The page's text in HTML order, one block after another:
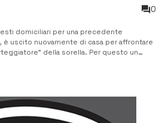
0
domiciliari per una precedente
uscito nuovamente di casa per affrontare
della sorella. Per questo un
e porto di oggetti atti ad offendere.